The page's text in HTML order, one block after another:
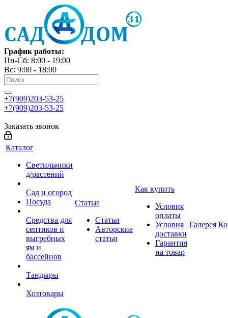
График работы:
Пн-Сб: 8:00 - 19:00
Вс: 9:00 - 18:00
+7(909)203-53-25
+7(909)203-53-25
Заказать звонок
Каталог
Светильники
д/растений
Сад и огород
Посуда
Средства для
септиков и
выгребных
ям и
бассейнов
Тандыры
Хозтовары
Статьи
Статьи
Авторские
статьи
Как купить
Условия
оплаты
Условия
доставки
Гарантия
на товар
Галерея